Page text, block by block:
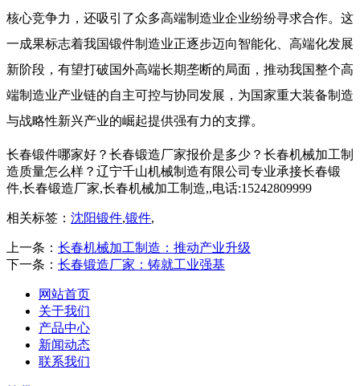
核心竞争力，还吸引了众多高端制造业企业纷纷寻求合作。这
一成果标志着我国锻件制造业正逐步迈向智能化、高端化发展
新阶段，有望打破国外高端长期垄断的局面，推动我国整个高
端制造业产业链的自主可控与协同发展，为国家重大装备制造
与战略性新兴产业的崛起提供强有力的支撑。
长春锻件哪家好？长春锻造厂家报价是多少？长春机械加工制
造质量怎么样？辽宁千山机械制造有限公司专业承接长春锻
件,长春锻造厂家,长春机械加工制造,,电话:15242809999
相关标签： 沈阳锻件,锻件,
上一条： 长春机械加工制造：推动产业升级
下一条： 长春锻造厂家：铸就工业强基
网站首页
关于我们
产品中心
新闻动态
联系我们